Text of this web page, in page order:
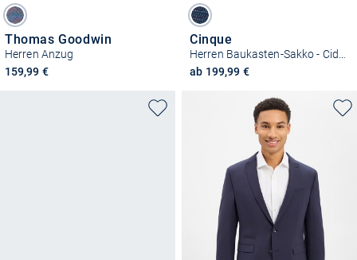
Thomas Goodwin
Herren Anzug
159,99 €
Cinque
ab 199,99 €